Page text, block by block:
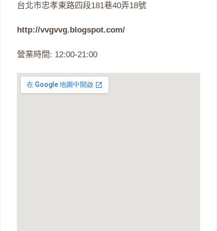
台北市忠孝東路四段181巷40弄18號
http://vvgvvg.blogspot.com/
營業時間: 12:00-21:00